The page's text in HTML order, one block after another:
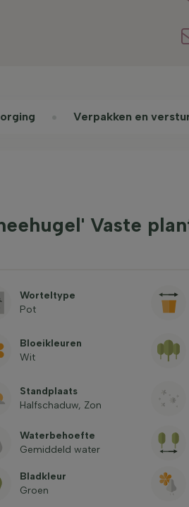
Verpakken en
Vaste
Worteltype
Pot
Bloeikleuren
Wit
Standplaats
Halfschaduw, Zon
Waterbehoefte
Gemiddeld water
Bladkleur
Groen